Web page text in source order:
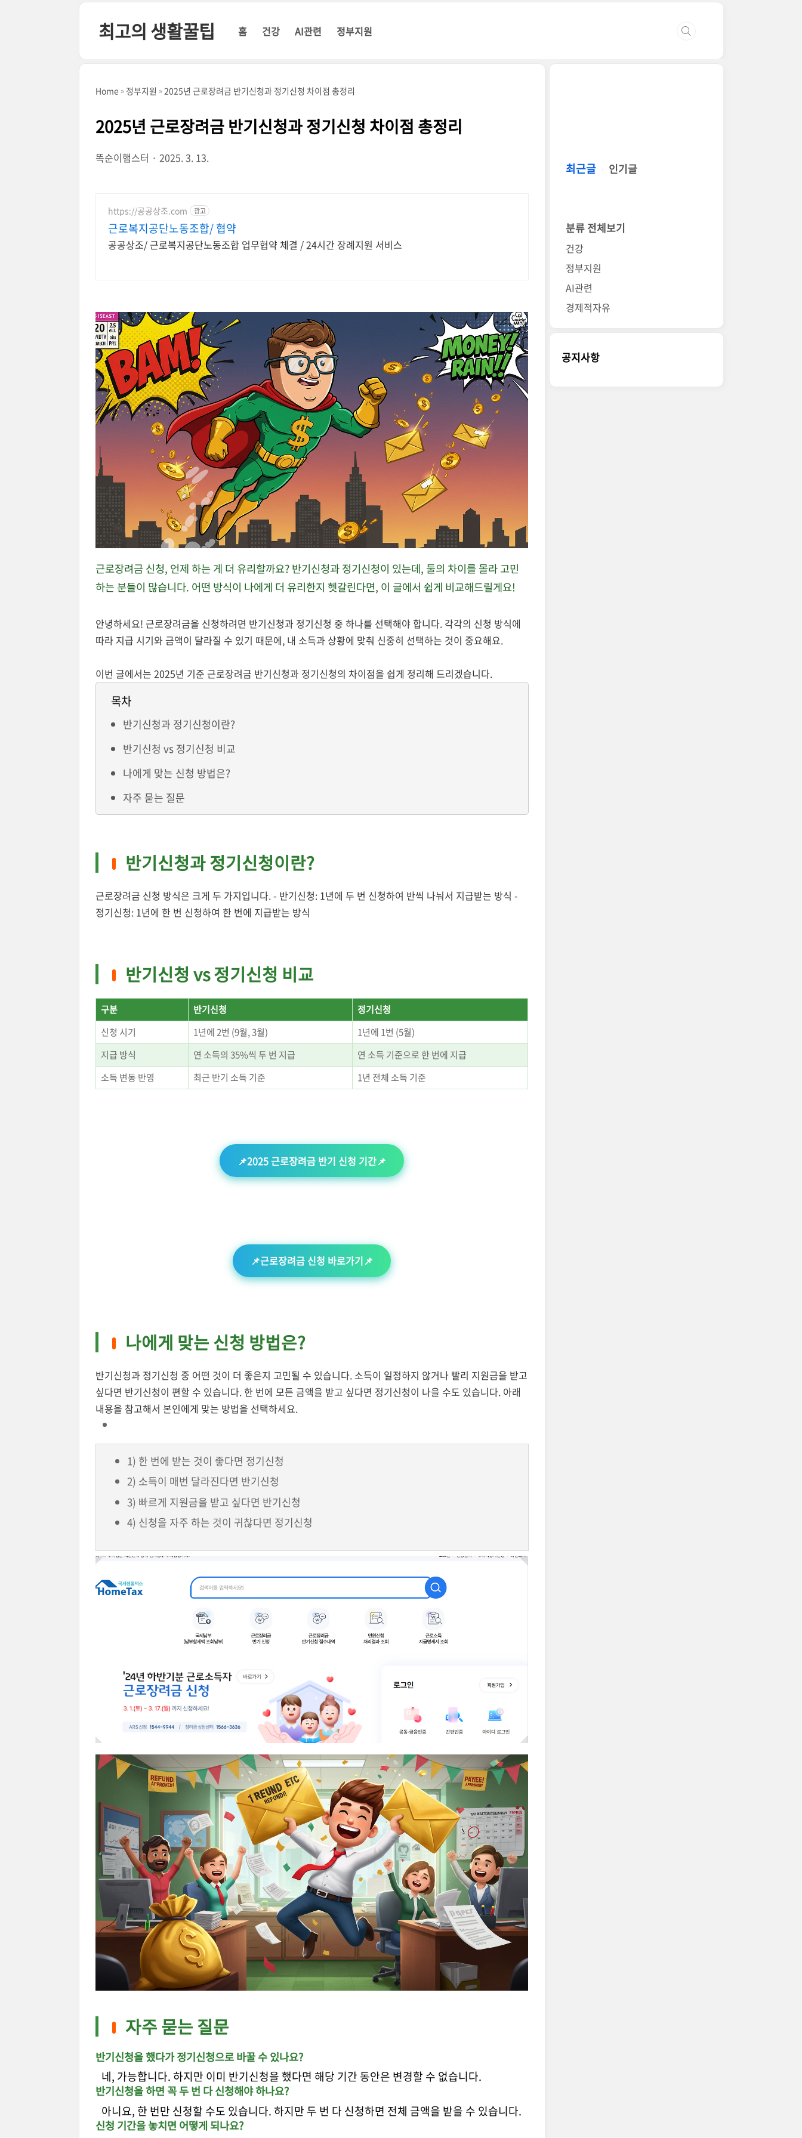
최고의 생활꿀팁 홈 건강 AI관련 정부지원
Home 정부지원 2025년 근로장려금 반기신청과 정기신청 차이점 총정리
2025년 근로장려금 반기신청과 정기신청 차이점 총정리
똑순이햄스터 2025. 3. 13.
https://공공상조.com 광고
근로복지공단노동조합/ 협약
공공상조/ 근로복지공단노동조합 업무협약 체결 / 24시간 장례지원 서비스
근로장려금 신청, 언제 하는 게 더 유리할까요? 반기신청과 정기신청이 있는데, 둘의 차이를 몰라 고민
하는 분들이 많습니다. 어떤 방식이 나에게 더 유리한지 헷갈린다면, 이 글에서 쉽게 비교해드릴게요!
안녕하세요! 근로장려금을 신청하려면 반기신청과 정기신청 중 하나를 선택해야 합니다. 각각의 신청 방식에
따라 지급 시기와 금액이 달라질 수 있기 때문에, 내 소득과 상황에 맞춰 신중히 선택하는 것이 중요해요.
이번 글에서는 2025년 기준 근로장려금 반기신청과 정기신청의 차이점을 쉽게 정리해 드리겠습니다.
목차
반기신청과 정기신청이란?
반기신청 vs 정기신청 비교
나에게 맞는 신청 방법은?
자주 묻는 질문
반기신청과 정기신청이란?
근로장려금 신청 방식은 크게 두 가지입니다. - 반기신청: 1년에 두 번 신청하여 반씩 나눠서 지급받는 방식 -
정기신청: 1년에 한 번 신청하여 한 번에 지급받는 방식
반기신청 vs 정기신청 비교
구분 반기신청
정기신청
신청 시기
1년에 2번 (9월, 3월)
1년에 1번 (5월)
지급 방식
연 소득의 35%씩 두 번 지급
연 소득 기준으로 한 번에 지급
소득 변동 반영
최근 반기 소득 기준 1년 전체 소득 기준
📌2025 근로장려금 반기 신청 기간📌
📌근로장려금 신청 바로가기📌
나에게 맞는 신청 방법은?
반기신청과 정기신청 중 어떤 것이 더 좋은지 고민될 수 있습니다. 소득이 일정하지 않거나 빨리 지원금을 받고
싶다면 반기신청이 편할 수 있습니다. 한 번에 모든 금액을 받고 싶다면 정기신청이 나을 수도 있습니다. 아래
내용을 참고해서 본인에게 맞는 방법을 선택하세요.
1) 한 번에 받는 것이 좋다면 정기신청
2) 소득이 매번 달라진다면 반기신청
3) 빠르게 지원금을 받고 싶다면 반기신청
4) 신청을 자주 하는 것이 귀찮다면 정기신청
자주 묻는 질문
반기신청을 했다가 정기신청으로 바꿀 수 있나요?
네, 가능합니다. 하지만 이미 반기신청을 했다면 해당 기간 동안은 변경할 수 없습니다.
반기신청을 하면 꼭 두 번 다 신청해야 하나요?
아니요, 한 번만 신청할 수도 있습니다. 하지만 두 번 다 신청하면 전체 금액을 받을 수 있습니다.
신청 기간을 놓치면 어떻게 되나요?
최근글 인기글
분류 전체보기
건강
정부지원
AI관련
경제적자유
공지사항